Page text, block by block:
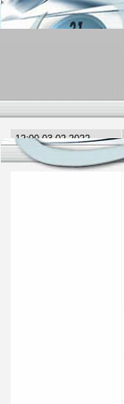
12:00 03.02.2022